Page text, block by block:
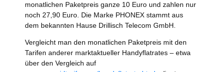
monatlichen Paketpreis ganze 10 Euro und zahlen nur
noch 27,90 Euro. Die Marke PHONEX stammt aus
dem bekannten Hause Drillisch Telecom GmbH.
Vergleicht man den monatlichen Paketpreis mit den
Tarifen anderer marktaktueller Handyflatrates – etwa
über den Vergleich auf